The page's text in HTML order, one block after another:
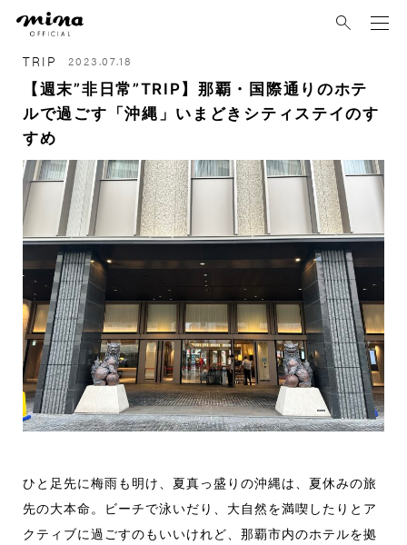
TRIP 2023.07.18
【週末”非日常”TRIP】那覇・国際通りのホテ
ルで過ごす「沖縄」いまどきシティステイのす
すめ
ひと足先に梅雨も明け、夏真っ盛りの沖縄は、夏休みの旅
先の大本命。ビーチで泳いだり、大自然を満喫したりとア
クティブに過ごすのもいいけれど、那覇市内のホテルを拠